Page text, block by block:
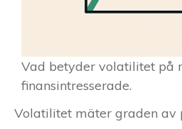
Vad betyder volatilitet på
finansintresserade.
Volatilitet mäter graden av